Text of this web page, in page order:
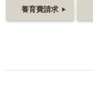
養育費請求 ▶